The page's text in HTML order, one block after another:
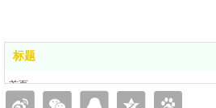
标题
首页
品牌简介